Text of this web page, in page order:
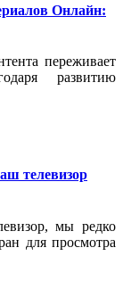
Онлайн:
переживает
развитию
телевизор
мы редко
для просмотра